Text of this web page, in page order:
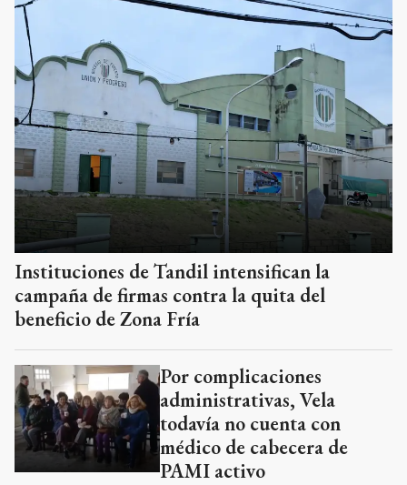
Instituciones de Tandil intensifican la
campaña de firmas contra la quita del
beneficio de Zona Fría
Por complicaciones
administrativas, Vela
todavía no cuenta con
médico de cabecera de
PAMI activo